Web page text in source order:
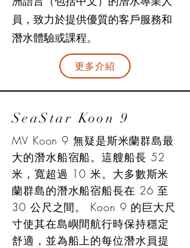
員，致力於提供優質的客戶服務和
潛水體驗或課程。
更多介紹
SeaStar Koon 9
MV Koon 9 無疑是斯米蘭群島最
大的潛水船宿船。這艘船長 52
米，寬超過 10 米。大多數斯米
蘭群島的潛水船宿船長在 26 至
30 公尺之間。 Koon 9 的巨大尺
寸使其在島嶼間航行時保持穩定
舒適，並為船上的每位潛水員提